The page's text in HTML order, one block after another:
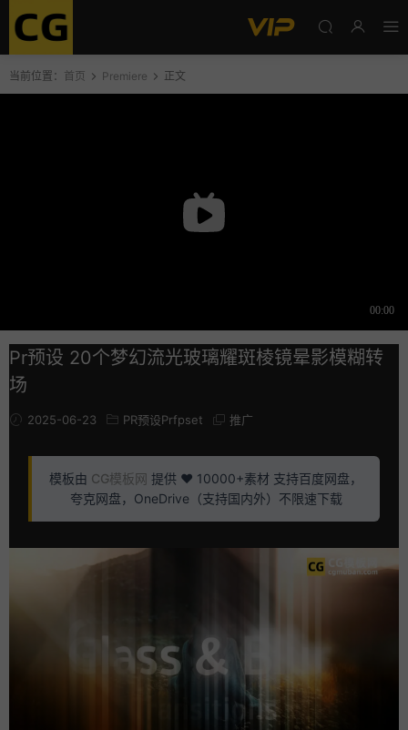
当前位置： 首页 Premiere 正文
Pr预设 20个梦幻流光玻璃耀斑棱镜晕影模糊转
场
2025-06-23 PR预设Prfpset 推广
模板由 CG模板网 提供 ❤️ 10000+素材 支持百度网盘，
夸克网盘，OneDrive（支持国内外）不限速下载